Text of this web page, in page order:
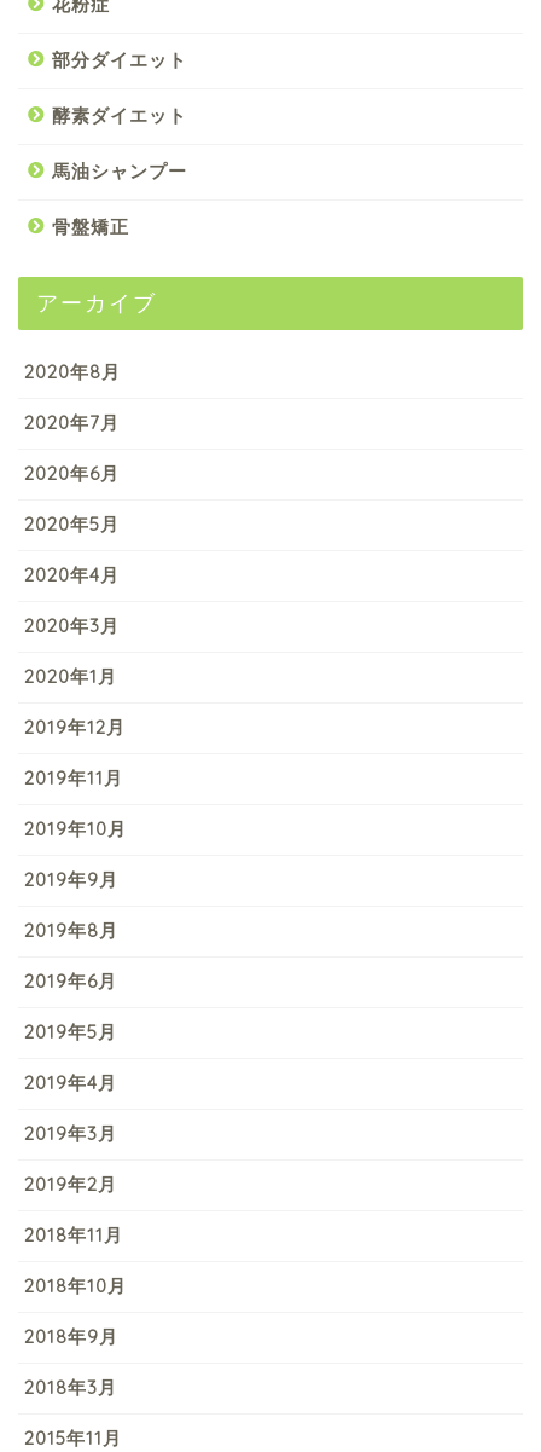
花粉症
部分ダイエット
酵素ダイエット
馬油シャンプー
骨盤矯正
アーカイブ
2020年8月
2020年7月
2020年6月
2020年5月
2020年4月
2020年3月
2020年1月
2019年12月
2019年11月
2019年10月
2019年9月
2019年8月
2019年6月
2019年5月
2019年4月
2019年3月
2019年2月
2018年11月
2018年10月
2018年9月
2018年3月
2015年11月